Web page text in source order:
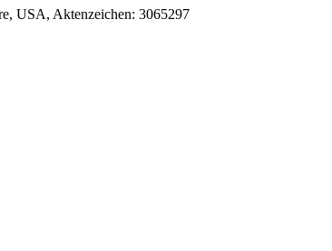
USA, Aktenzeichen: 3065297